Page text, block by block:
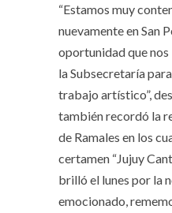
“Estamos muy
nuevamente en San
oportunidad que
la Subsecretaría
trabajo artístico”,
también recordó la
de Ramales en los
certamen “Jujuy
brilló el lunes por la
emocionado,